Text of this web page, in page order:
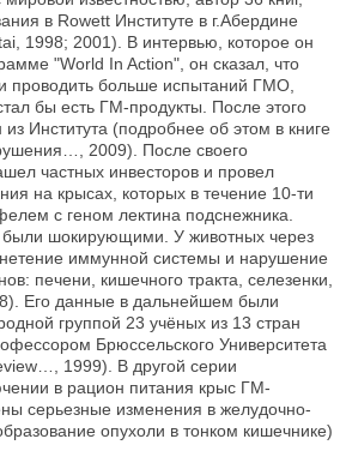
в Rowett Институте в г.Абердине
1998; 2001). В интервью, которое он
"World In Action", он сказал, что
проводить больше испытаний ГМО,
бы есть ГМ-продукты. После этого
Института (подробнее об этом в книге
2009). После своего
частных инвесторов и провел
на крысах, которых в течение 10-ти
с геном лектина подснежника.
были шокирующими. У животных через
иммунной системы и нарушение
печени, кишечного тракта, селезенки,
Его данные в дальнейшем были
группой 23 учёных из 13 стран
Брюссельского Университета
1999). В другой серии
в рацион питания крыс ГМ-
серьезные изменения в желудочно-
опухоли в тонком кишечнике)